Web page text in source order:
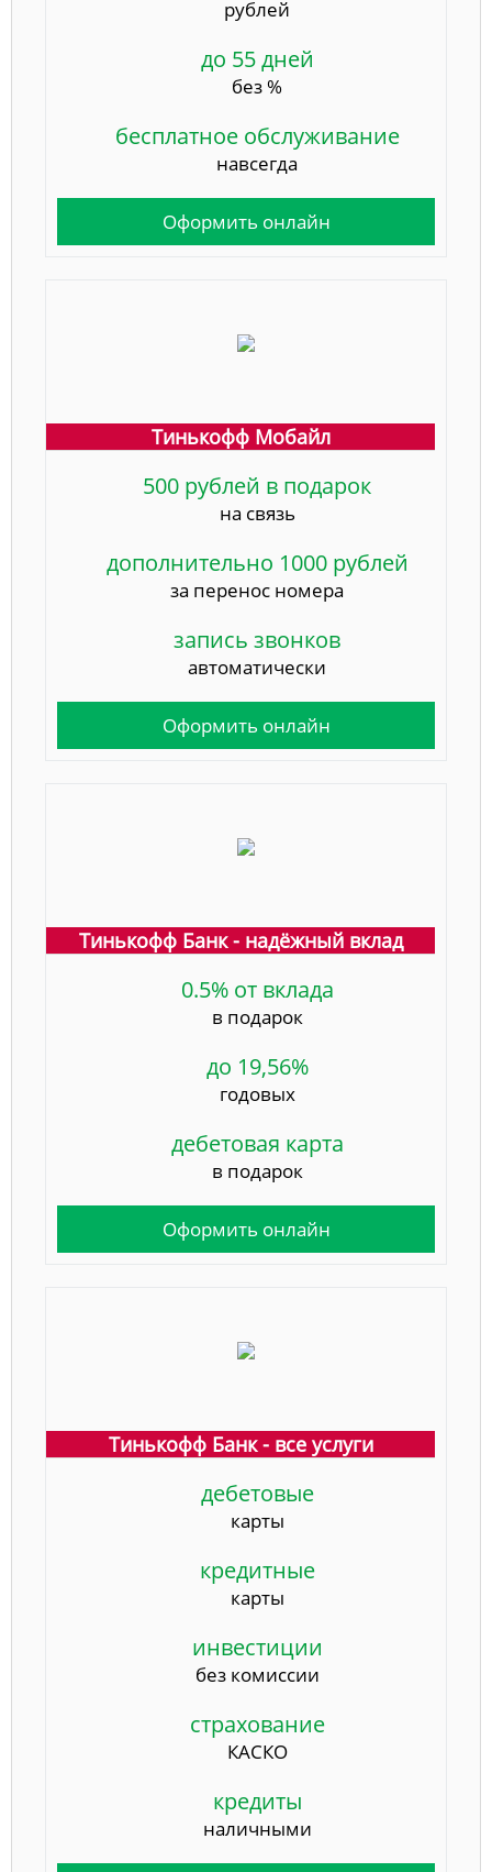
рублей
до 55 дней
без %
бесплатное обслуживание
навсегда
Оформить онлайн
Тинькофф Мобайл
500 рублей в подарок
на связь
дополнительно 1000 рублей
за перенос номера
запись звонков
автоматически
Оформить онлайн
Тинькофф Банк - надёжный вклад
0.5% от вклада
в подарок
до 19,56%
годовых
дебетовая карта
в подарок
Оформить онлайн
Тинькофф Банк - все услуги
дебетовые
карты
кредитные
карты
инвестиции
без комиссии
страхование
КАСКО
кредиты
наличными